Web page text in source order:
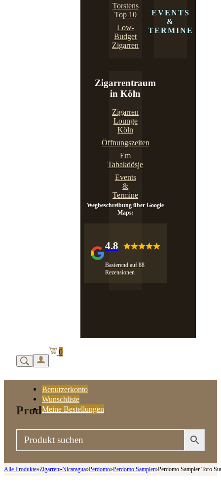
Torstens
Top 10
Low-
Budget
Zigarren
EVENTS
&
TERMINE
Zigarrentraum
in Köln
Zigarren
Lounge
Köln
Öffnungszeiten
Em
Tabakdösje
Events
&
Termine
Wegbeschreibung über Google
Maps:
4.8
Basierend auf 88
Rezensionen
Benutzerkonto
Wunschliste
Meine Bestellungen
0
Produktsuche
Alle Produkte»Zigarren»Nicaragua»Perdomo»Perdomo Sampler»Perdomo Sampler Toro